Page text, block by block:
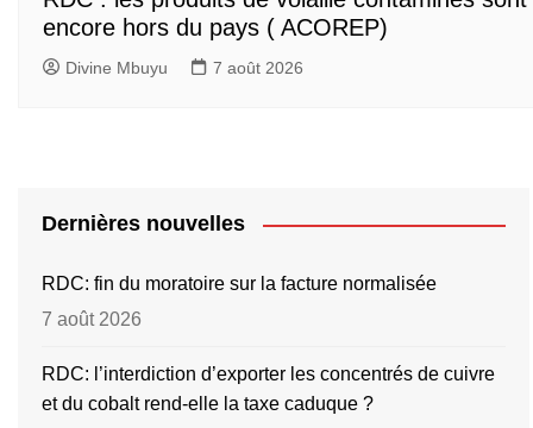
encore hors du pays ( ACOREP)
Divine Mbuyu 7 août 2026
Dernières nouvelles
RDC: fin du moratoire sur la facture normalisée
7 août 2026
RDC: l’interdiction d’exporter les concentrés de cuivre
et du cobalt rend-elle la taxe caduque ?